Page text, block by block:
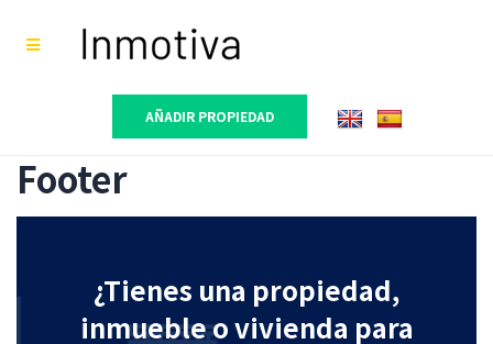
AÑADIR PROPIEDAD
Footer
¿Tienes una propiedad,
inmueble o vivienda para